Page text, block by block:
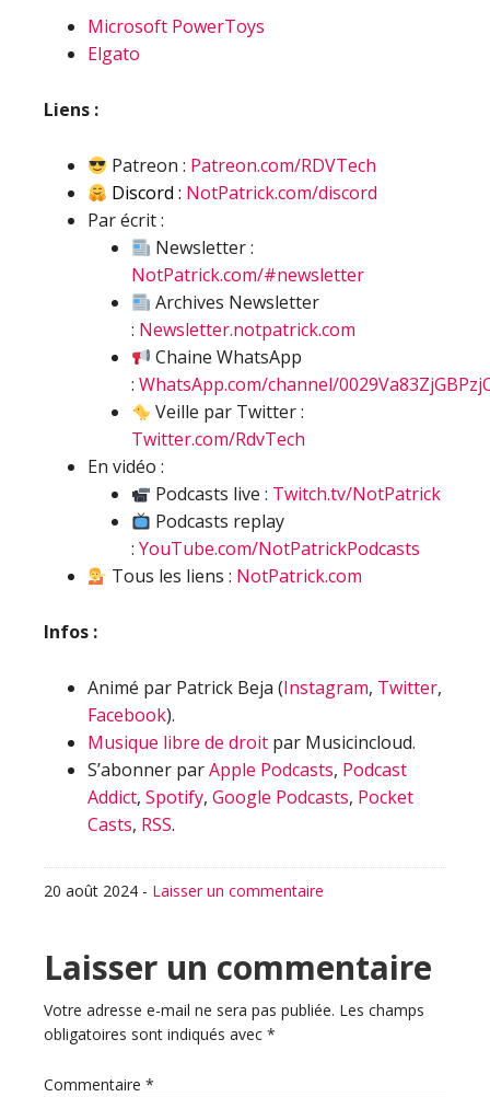
Microsoft PowerToys
Elgato
Liens :
Patreon : Patreon.com/RDVTech
Discord : NotPatrick.com/discord
Par écrit :
Newsletter :
NotPatrick.com/#newsletter
Archives Newsletter
: Newsletter.notpatrick.com
Chaine WhatsApp
: WhatsApp.com/channel/
Veille par Twitter :
Twitter.com/RdvTech
En vidéo :
Podcasts live : Twitch.tv/NotPatrick
Podcasts replay
: YouTube.com/NotPatrickPodcasts
Tous les liens : NotPatrick.com
Infos :
Animé par Patrick Beja (Instagram, Twitter,
Facebook).
Musique libre de droit par Musicincloud.
S’abonner parApple Podcasts, Podcast
Addict, Spotify, Google Podcasts, Pocket
Casts, RSS.
20 août 2024 - Laisser un commentaire
Interactions
du
lecteur
Laisser un commentaire
Votre adresse e-mail ne sera pas publiée. Les champs
obligatoires sont indiqués avec *
Commentaire *